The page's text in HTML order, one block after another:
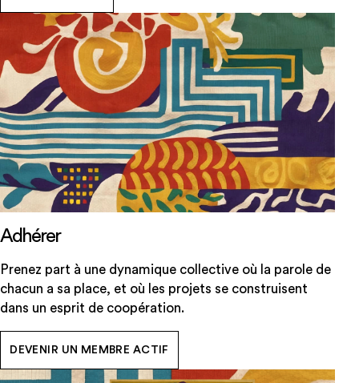
Adhérer
Prenez part à une dynamique collective où la parole de
chacun a sa place, et où les projets se construisent
dans un esprit de coopération.
DEVENIR UN MEMBRE ACTIF